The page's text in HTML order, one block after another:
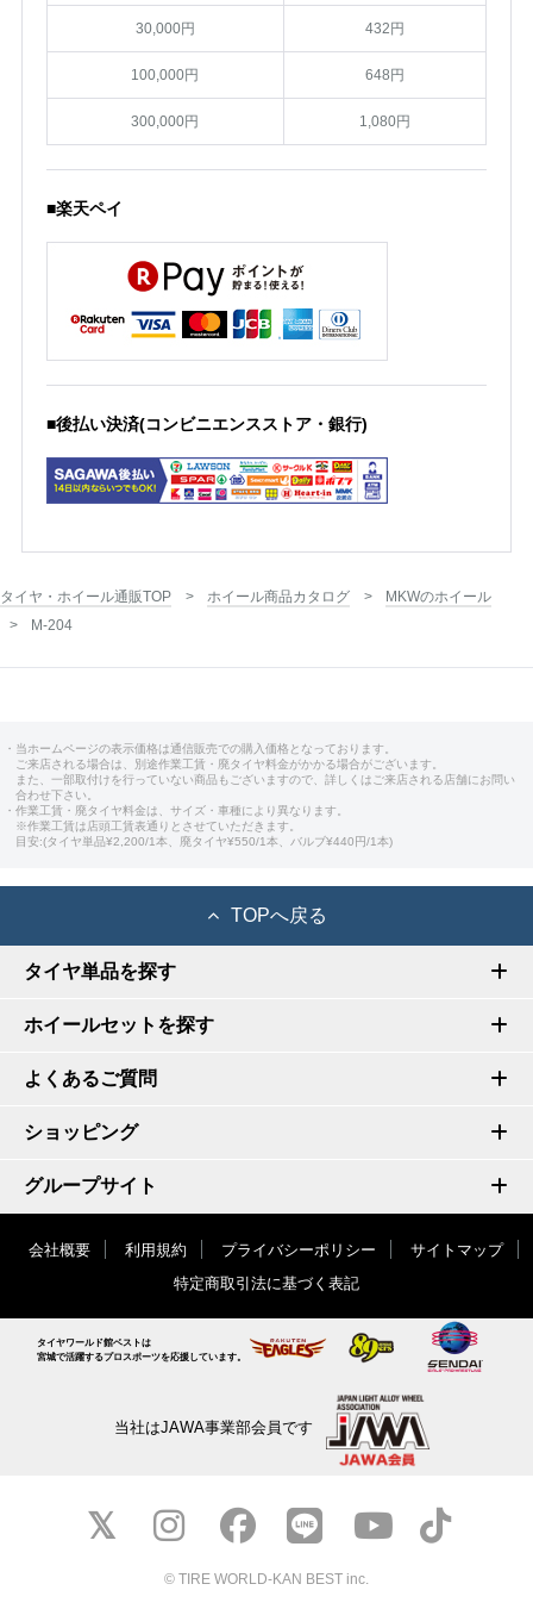
30,000円 432円
100,000円 648円
300,000円 1,080円
■楽天ペイ
■後払い決済(コンビニエンスストア・銀行)
タイヤ・ホイール通販TOP ホイール商品カタログ
MKWのホイール
M-204
・当ホームページの表示価格は通信販売での購入価格となっております。
ご来店される場合は、別途作業工賃・廃タイヤ料金がかかる場合がございます。
また、一部取付けを行っていない商品もございますので、詳しくはご来店される店舗にお問い
合わせ下さい。
・作業工賃・廃タイヤ料金は、サイズ・車種により異なります。
※作業工賃は店頭工賃表通りとさせていただきます。
目安:(タイヤ単品¥2,200/1本、廃タイヤ¥550/1本、バルブ¥440円/1本)
TOPへ戻る
タイヤ単品を探す
ホイールセットを探す
よくあるご質問
ショッピング
グループサイト
会社概要 利用規約 プライバシーポリシー
サイトマップ
特定商取引法に基づく表記
タイヤワールド館ベストは
宮城で活躍するプロスポーツを応援しています。
当社はJAWA事業部会員です
© TIRE WORLD-KAN BEST inc.